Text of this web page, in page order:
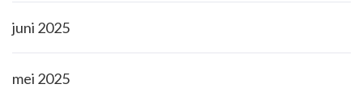
juni 2025
mei 2025